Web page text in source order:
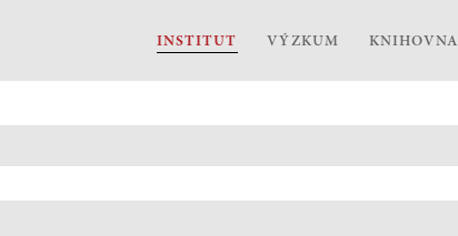
INSTITUT VÝZKUM KNIHOVNA